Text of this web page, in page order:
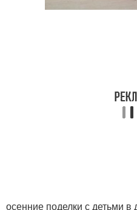
осенние поделки с детьми в